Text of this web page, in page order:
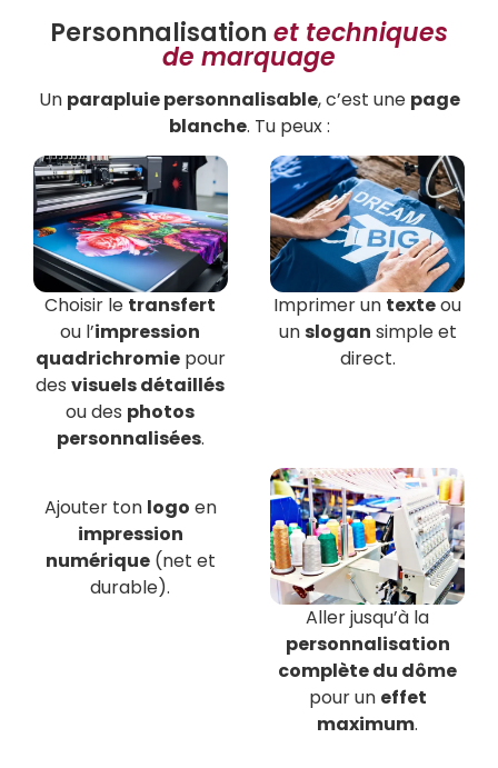
Personnalisation et techniques
de marquage
Un parapluie personnalisable, c’est une page
blanche. Tu peux :
Choisir le transfert
ou l’impression
quadrichromiepour
desvisuels détaillés
ou des photos
personnalisées.
Imprimer un texteou
unslogan simple et
direct.
Ajouter ton logo en
impression
numérique(net et
durable).
Aller jusqu’à la
personnalisation
complète du dôme
pour un effet
maximum.